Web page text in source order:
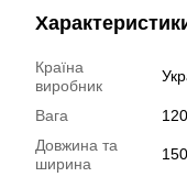
Країна
виробник
Вага
Довжина та
ширина